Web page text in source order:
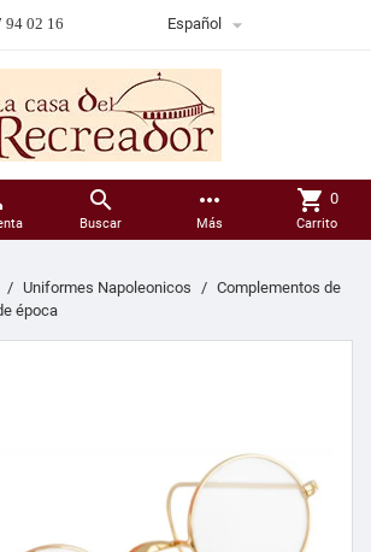
94 02 16 Español 

Buscar
more_horiz
Más
shopping_cart 0
Carrito
Uniformes Napoleonicos
Complementos de
época